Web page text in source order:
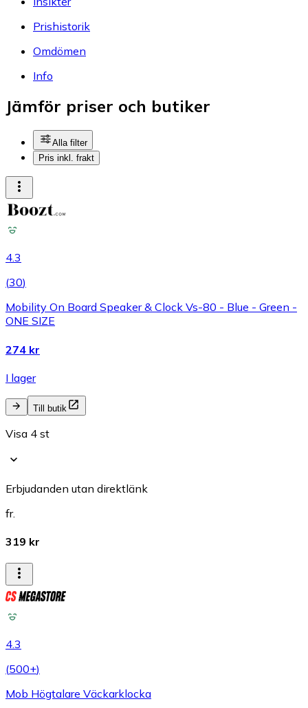
Prishistorik
Omdömen
Info
Jämför priser och butiker
Alla filter
Pris inkl. frakt
4.3
(30)
Mobility On Board Speaker & Clock Vs-80 - Blue - Green -
ONE SIZE
274 kr
I lager
Till butik
Visa 4 st
Erbjudanden utan direktlänk
fr.
319 kr
4.3
(500+)
Mob Högtalare Väckarklocka